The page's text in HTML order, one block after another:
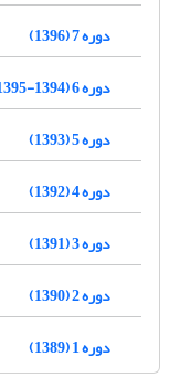
دوره 7 (1396)
دوره 6 (1394-1395)
دوره 5 (1393)
دوره 4 (1392)
دوره 3 (1391)
دوره 2 (1390)
دوره 1 (1389)